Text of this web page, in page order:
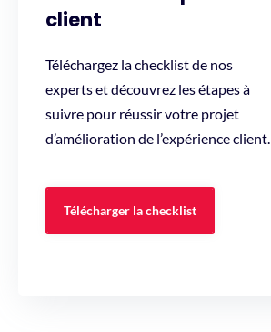
client
Téléchargez la checklist de nos
experts et découvrez les étapes à
suivre pour réussir votre projet
d’amélioration de l’expérience client.
Télécharger la checklist